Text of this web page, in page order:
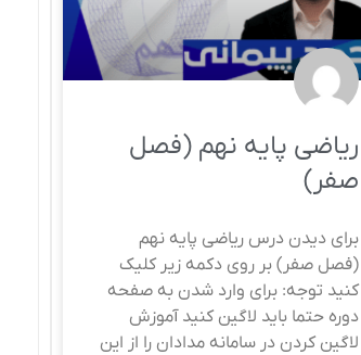
ریاضی پایه نهم (فصل
صفر)
برای دیدن درس ریاضی پایه نهم
(فصل صفر) بر روی دکمه زیر کلیک
کنید توجه: برای وارد شدن به صفحه
دوره حتما باید لاگین کنید آموزش
لاگین کردن در سامانه مدادان را از این